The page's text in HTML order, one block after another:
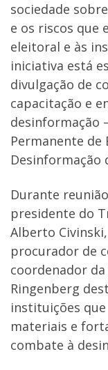
sociedade
e os riscos que
eleitoral e às
iniciativa está
divulgação de
capacitação e
desinformação
Permanente
Desinformação
Durante
presidente do
Alberto
procurador de
coordenador da
Ringenberg
instituições
materiais e
combate à